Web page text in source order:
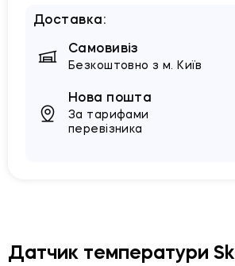
Доставка:
Самовивіз
Безкоштовно з м. Київ
Нова пошта
За тарифами
перевізника
Датчик температури